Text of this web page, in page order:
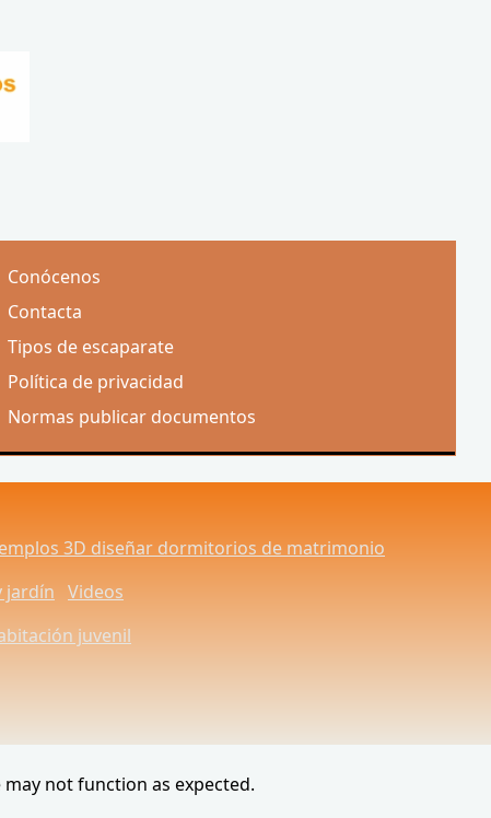
Conócenos
Contacta
Tipos de escaparate
Política de privacidad
Normas publicar documentos
3D diseñar dormitorios de matrimonio
jardín Videos
juvenil
not function as expected.